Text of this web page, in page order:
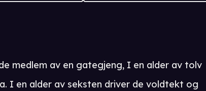
medlem av en gategjeng, I en alder av tolv
I en alder av seksten driver de voldtekt og